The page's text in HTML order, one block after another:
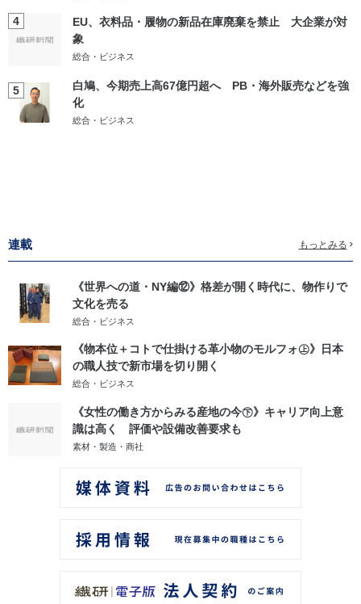
4
EU、衣料品・履物の新品在庫廃棄を禁止 大企業が対
象
総合・ビジネス
5
白鳩、今期売上高67億円超へ PB・海外販売などを強
化
総合・ビジネス
連載 もっとみる
《世界への道・NY編⑫》格差が開く時代に、物作りで
文化を売る
総合・ビジネス
《物本位＋コトで仕掛ける革小物のモルフォ㊤》日本
の職人技で新市場を切り開く
総合・ビジネス
《女性の働き方からみる産地の今㊦》キャリア向上意
識は高く 評価や設備改善要求も
素材・製造・商社